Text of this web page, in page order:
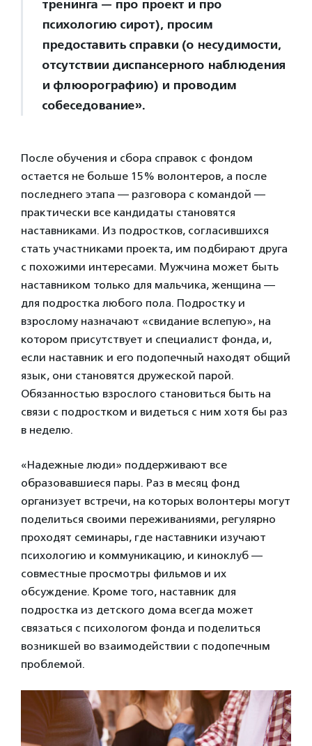
тренинга — про проект и про
психологию сирот), просим
предоставить справки (о несудимости,
отсутствии диспансерного наблюдения
и флюорографию) и проводим
собеседование».
После обучения и сбора справок с фондом
остается не больше 15% волонтеров, а после
последнего этапа — разговора с командой —
практически все кандидаты становятся
наставниками. Из подростков, согласившихся
стать участниками проекта, им подбирают друга
с похожими интересами. Мужчина может быть
наставником только для мальчика, женщина —
для подростка любого пола. Подростку и
взрослому назначают «свидание вслепую», на
котором присутствует и специалист фонда, и,
если наставник и его подопечный находят общий
язык, они становятся дружеской парой.
Обязанностью взрослого становиться быть на
связи с подростком и видеться с ним хотя бы раз
в неделю.
«Надежные люди» поддерживают все
образовавшиеся пары. Раз в месяц фонд
организует встречи, на которых волонтеры могут
поделиться своими переживаниями, регулярно
проходят семинары, где наставники изучают
психологию и коммуникацию, и киноклуб —
совместные просмотры фильмов и их
обсуждение. Кроме того, наставник для
подростка из детского дома всегда может
связаться с психологом фонда и поделиться
возникшей во взаимодействии с подопечным
проблемой.